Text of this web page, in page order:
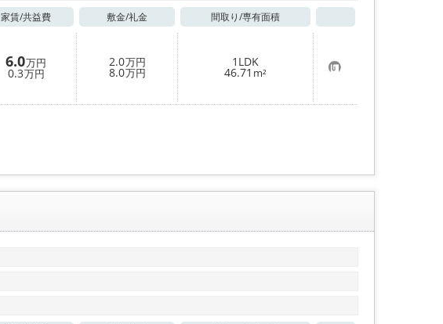
家賃/共益費 敷金/礼金 間取り/専有面積
6.0万円
0.3万円
2.0万円
8.0万円
1LDK
46.71 m² お
気
に
入